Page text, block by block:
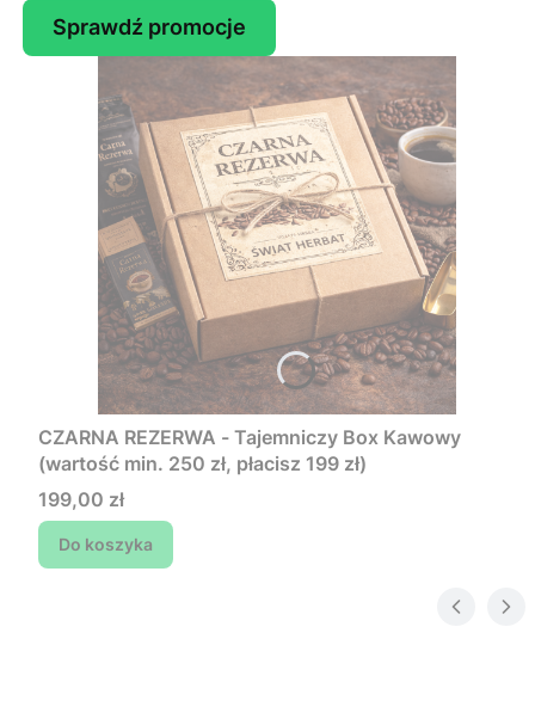
Sprawdź promocje
CZARNA REZERWA - Tajemniczy Box Kawowy
(wartość min. 250 zł, płacisz 199 zł)
Cena
199,00 zł
Do koszyka